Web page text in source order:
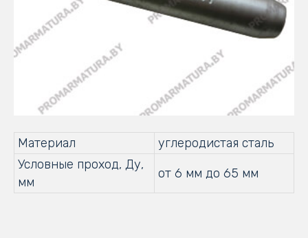
Материал
углеродистая сталь
Условные проход, Ду,
мм
от 6 мм до 65 мм